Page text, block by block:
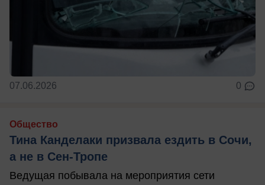
07.06.2026 0
Общество
Тина Канделаки призвала ездить в Сочи,
а не в Сен-Тропе
Ведущая побывала на мероприятия сети